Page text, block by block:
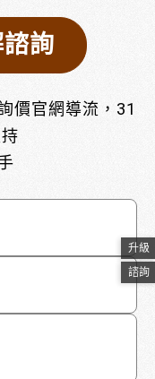
詢
價官網導流，31
升級
諮詢